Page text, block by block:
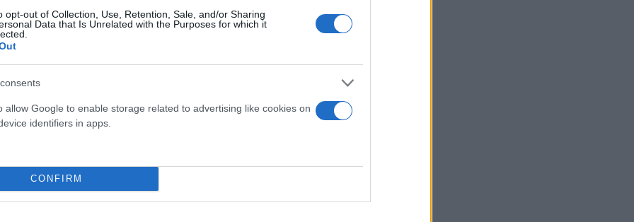
opt-out of Collection, Use, Retention, Sale, and/or Sharing
Data that Is Unrelated with the Purposes for which it
allow Google to enable storage related to advertising like cookies on
identifiers in apps.
CONFIRM
τέτοιες υποδομές, οι οποίες πραγματικά
που μπορούμε να παρέχουμε στους συμπολίτες μας
φροντίδας.